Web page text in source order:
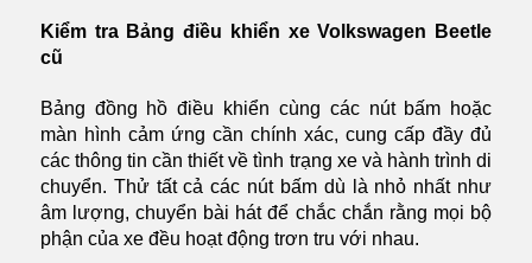
Kiểm tra Bảng điều khiển xe Volkswagen Beetle
cũ
Bảng đồng hồ điều khiển cùng các nút bấm hoặc
màn hình cảm ứng cần chính xác, cung cấp đầy đủ
các thông tin cần thiết về tình trạng xe và hành trình di
chuyển. Thử tất cả các nút bấm dù là nhỏ nhất như
âm lượng, chuyển bài hát để chắc chắn rằng mọi bộ
phận của xe đều hoạt động trơn tru với nhau.